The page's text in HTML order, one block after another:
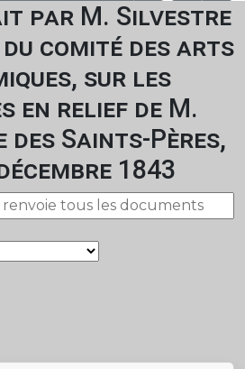
par M. Silvestre
comité des arts
sur les
en relief de M.
des Saints-Pères,
1843